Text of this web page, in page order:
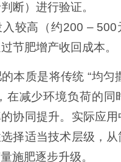
断）进行验证。
入较高（约200 –
节肥增产收回成本。
本质是将传统 “均匀
在减少环境负荷的同
协同提升。实际应
择适当技术层级，
施肥逐步升级。